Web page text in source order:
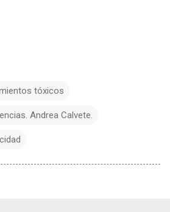
tóxicos
Andrea Calvete.